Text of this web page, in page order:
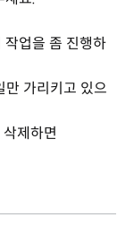
업을 좀 진행하
가리키고 있으
제하면